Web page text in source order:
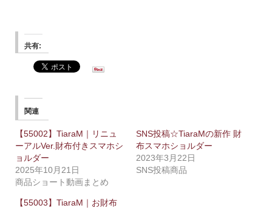
共有:
関連
【55002】TiaraM｜リニュ
ーアルVer.財布付きスマホシ
ョルダー
2025年10月21日
商品ショート動画まとめ
SNS投稿☆TiaraMの新作 財
布スマホショルダー
2023年3月22日
SNS投稿商品
【55003】TiaraM｜お財布